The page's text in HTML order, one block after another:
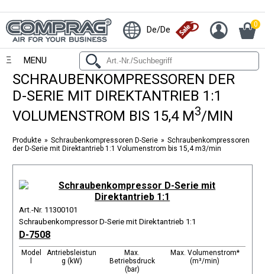
De/De 0
MENU
SCHRAUBENKOMPRESSOREN DER
D-SERIE MIT DIREKTANTRIEB 1:1
VOLUMENSTROM BIS 15,4 M3/MIN
Produkte Schraubenkompressoren D-Serie
Schraubenkompressoren
der D-Serie mit Direktantrieb 1:1 Volumenstrom bis 15,4 m3/min
Art.-Nr. 11300101
Schraubenkompressor D-Serie mit Direktantrieb 1:1
D-7508
Model
Antriebsleistun
g (kW)
Max.
Betriebsdruck
(bar)
Max. Volumenstrom*
(m³/min)